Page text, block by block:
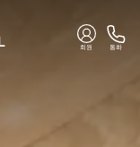
회원 통화